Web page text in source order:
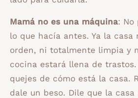
Mamá no es una máquina: No
lo que hacía antes. Ya la casa
orden, ni totalmente limpia y
cocina estará llena de trastos.
quejes de cómo está la casa.
dale un beso. Dile que la casa